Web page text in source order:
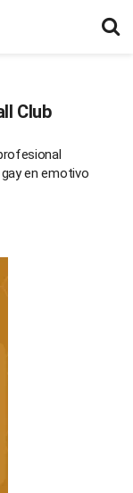
Club
en emotivo